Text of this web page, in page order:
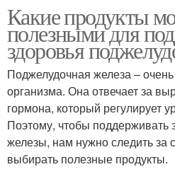
Какие продукты
полезными для
здоровья
Поджелудочная железа –
организма. Она отвечает за
гормона, который регулирует
Поэтому, чтобы поддерживать
железы, нам нужно следить за
выбирать полезные продукты.